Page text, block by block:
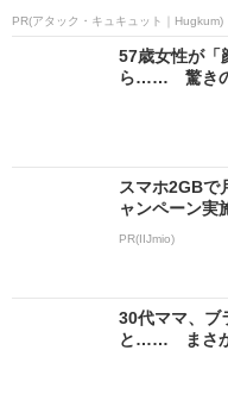
PR(アタック・キュキュット｜Hugkum)
57歳女性が「
ら…… 驚きの
スマホ2GBで
ャンペーン実
PR(IIJmio)
30代ママ、ブ
と…… まさか